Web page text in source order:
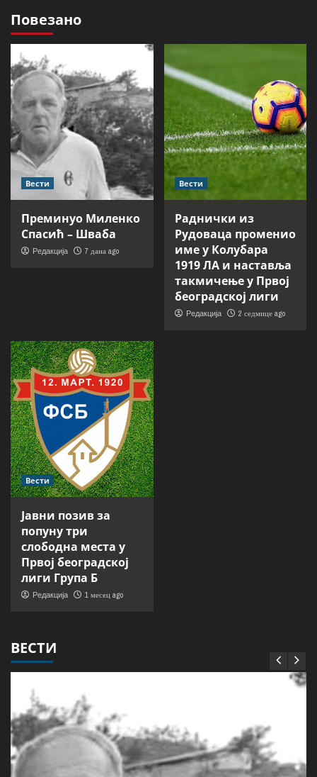
Повезано
Вести
Преминуо Миленко
Спасић – Шваба
Редакција 7 дана ago
Вести
Раднички из
Рудоваца променио
име у Колубара
1919 ЛА и наставља
такмичење у Првој
београдској лиги
Редакција 2 седмице ago
Вести
Јавни позив за
попуну три
слободна места у
Првој београдској
лиги Група Б
Редакција 1 месец ago
ВЕСТИ